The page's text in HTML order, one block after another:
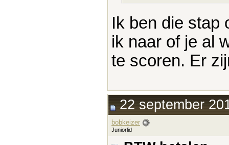
Ik ben die stap
ik naar of je al
te scoren. Er
22 september
bobkeizer
Juniorlid